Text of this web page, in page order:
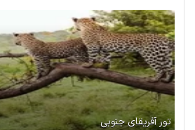
تور آفریقای جنوبی